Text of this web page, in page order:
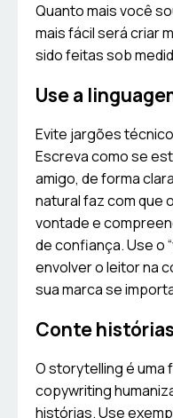
Quanto mais você
mais fácil será criar
sido feitas sob
Use a
Evite jargões
Escreva como se
amigo, de forma
natural faz com que
vontade e
de confiança. Use o
envolver o leitor na
sua marca se
Conte
O storytelling é uma
copywriting
histórias. Use